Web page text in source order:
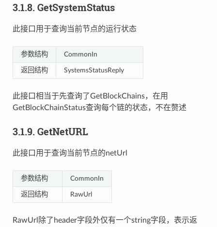
3.1.8. GetSystemStatus
此接口用于查询当前节点的运行状态
参数结构 CommonIn
返回结构 SystemsStatusReply
此接口相当于先查询了GetBlockChains，在用
GetBlockChainStatus查询每个链的状态，不在赘述
3.1.9. GetNetURL
此接口用于查询当前节点的netUrl
参数结构 CommonIn
返回结构 RawUrl
RawUrl除了header字段外仅有一个string字段，表示返